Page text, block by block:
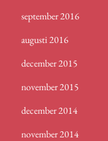
september 2016
augusti 2016
december 2015
november 2015
december 2014
november 2014